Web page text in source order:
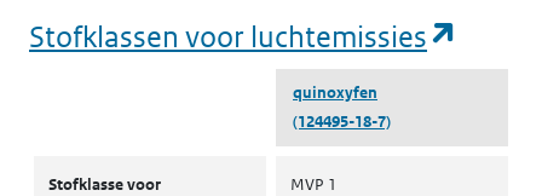
Stofklassen voor luchtemissies
quinoxyfen
(124495-18-7)
Stofklasse voor
MVP 1